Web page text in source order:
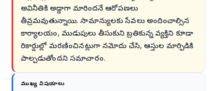
అవినీతికి అడ్డాగా మారిందనే ఆరోపణలు
తీవ్రమవుతున్నాయి. సామాన్యులకు సేవలు అందించాల్సిన
కార్యాలయం, ముడుపులు తీసుకుని బ్రతికున్న వ్యక్తిని కూడా
రికార్డుల్లో మరణించినట్లుగా నమోదు చేసి, ఆస్తుల మార్పిడికి
పాల్పడుతోందని సమాచారం.
ముఖ్య విషయాలు